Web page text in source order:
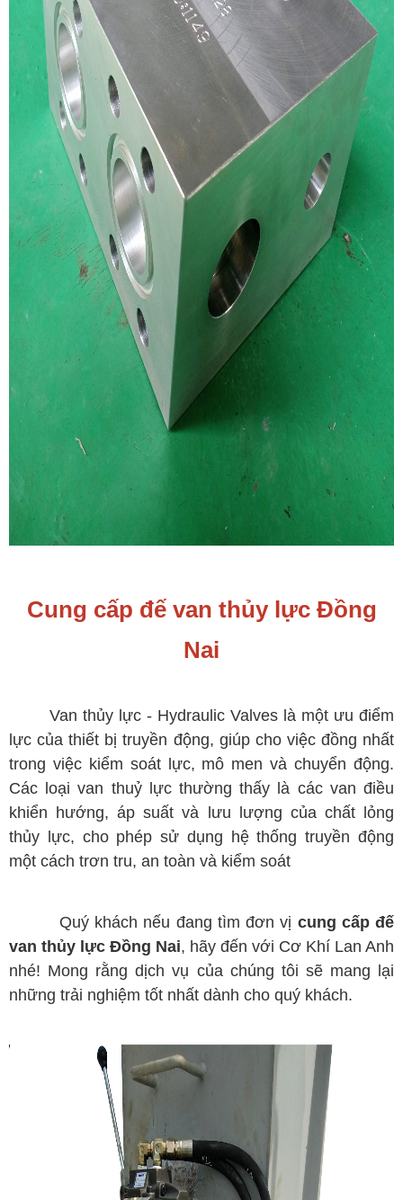
Cung cấp đế van thủy lực Đồng
Nai
Van thủy lực - Hydraulic Valves là một ưu điểm
lực của thiết bị truyền động, giúp cho việc đồng nhất
trong việc kiểm soát lực, mô men và chuyển động.
Các loại van thuỷ lực thường thấy là các van điều
khiển hướng, áp suất và lưu lượng của chất lỏng
thủy lực, cho phép sử dụng hệ thống truyền động
một cách trơn tru, an toàn và kiểm soát
Quý khách nếu đang tìm đơn vị cung cấp đế
van thủy lực Đồng Nai, hãy đến với Cơ Khí Lan Anh
nhé! Mong rằng dịch vụ của chúng tôi sẽ mang lại
những trải nghiệm tốt nhất dành cho quý khách.